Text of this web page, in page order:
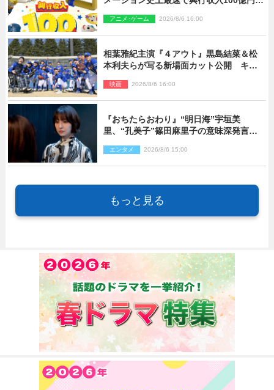
アニメ･ゲーム 2026/8/6 16:00
相葉雅紀主演『４アウト』黒島結菜＆松
本利夫らが写る新場面カット公開 キャ
映画 2026/8/6 16:00
『おちたらおわり』“明日海”宇垣美
里、“孔美子”篠田麻里子の意味深発言に
開」
エンタメ 2026/8/6 15:00
もっと見る